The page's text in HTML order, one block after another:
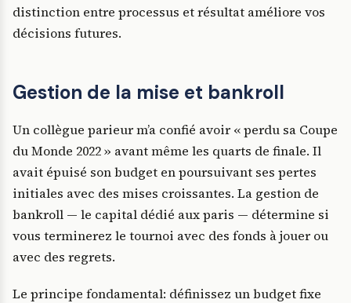
distinction entre processus et résultat améliore vos
décisions futures.
Gestion de la mise et bankroll
Un collègue parieur m’a confié avoir « perdu sa Coupe
du Monde 2022 » avant même les quarts de finale. Il
avait épuisé son budget en poursuivant ses pertes
initiales avec des mises croissantes. La gestion de
bankroll — le capital dédié aux paris — détermine si
vous terminerez le tournoi avec des fonds à jouer ou
avec des regrets.
Le principe fondamental: définissez un budget fixe